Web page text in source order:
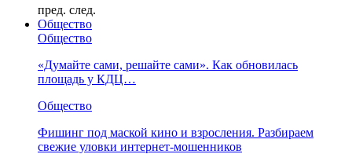
пред. след.
Общество
Общество
«Думайте сами, решайте сами». Как обновилась
площадь у КДЦ…
Общество
Фишинг под маской кино и взросления. Разбираем
свежие уловки интернет-мошенников